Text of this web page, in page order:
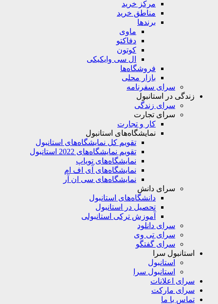
مرکز خرید
مناطق خرید
برندها
ماوی
دفاکتو
کوتون
ال سی وایکیکی
فروشگاه‌ها
بازار محلی
سرای سفرنامه
زندگی در استانبول
سرای زندگی
سرای تجارت
کار و تجارت
نمایشگاه‌های استانبول
تقویم کل نمایشگاه‌های استانبول
تقویم نمایشگاه‌های 2022 استانبول
نمایشگاه‌های تویاپ
نمایشگاه‌های آی اف ام
نمایشگاه‌های سی ان آر
سرای دانش
دانشگاه‌های استانبول
تحصیل در استانبول
آموزش ترکی استانبولی
سرای دانلود
سرای تی وی
سرای گفتگو
استانبول سرا
استانبول
استانبول سرا
سرای اعلانات
سرای مارکت
تماس با ما